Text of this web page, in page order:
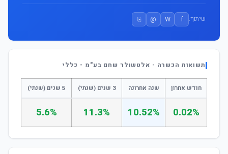
שיתוף: f
W
@
⎘
תשואות הכשרה - אלטשולר שחם בע"מ - כללי
חודש אחרון שנה אחרונה 3 שנים (שנתי) 5 שנים (שנתי)
0.02%
10.52%
11.3%
5.6%